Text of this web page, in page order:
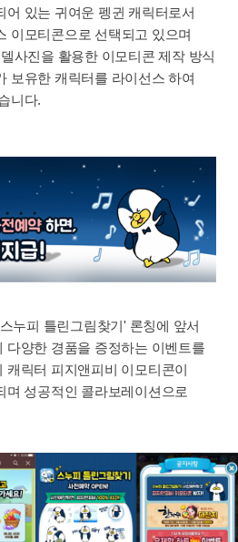
어 있는 귀여운 펭귄 캐릭터로서
이모티콘으로 선택되고 있으며
사진을 활용한 이모티콘 제작 방식
보유한 캐릭터를 라이선스 하여
니다.
누피 틀린그림찾기' 론칭에 앞서
다양한 경품을 증정하는 이벤트를
릭터 피지앤피비 이모티콘이
며 성공적인 콜라보레이션으로